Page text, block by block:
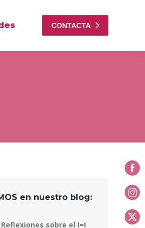
CONTACTA
en nuestro blog:
Reflexiones sobre el I=I